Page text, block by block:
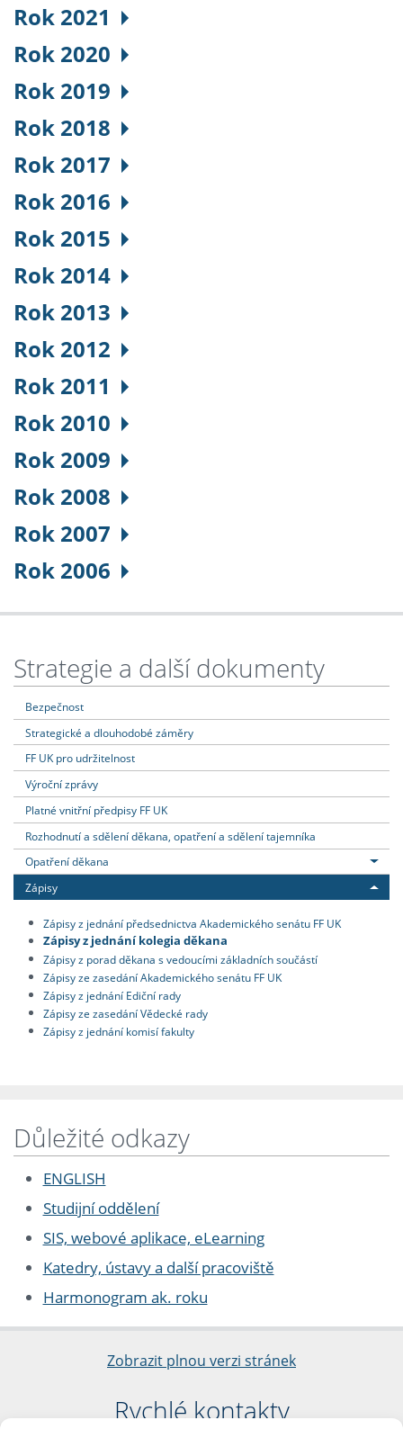
Rok 2021
Rok 2020
Rok 2019
Rok 2018
Rok 2017
Rok 2016
Rok 2015
Rok 2014
Rok 2013
Rok 2012
Rok 2011
Rok 2010
Rok 2009
Rok 2008
Rok 2007
Rok 2006
Strategie a další dokumenty
Bezpečnost
Strategické a dlouhodobé záměry
FF UK pro udržitelnost
Výroční zprávy
Platné vnitřní předpisy FF UK
Rozhodnutí a sdělení děkana, opatření a sdělení tajemníka
Opatření děkana
Zápisy
Zápisy z jednání předsednictva Akademického senátu FF UK
Zápisy z jednání kolegia děkana
Zápisy z porad děkana s vedoucími základních součástí
Zápisy ze zasedání Akademického senátu FF UK
Zápisy z jednání Ediční rady
Zápisy ze zasedání Vědecké rady
Zápisy z jednání komisí fakulty
Důležité odkazy
ENGLISH
Studijní oddělení
SIS, webové aplikace, eLearning
Katedry, ústavy a další pracoviště
Harmonogram ak. roku
Zobrazit plnou verzi stránek
Rychlé kontakty